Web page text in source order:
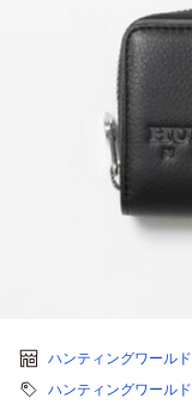
ハンティングワールド
ハンティングワールド